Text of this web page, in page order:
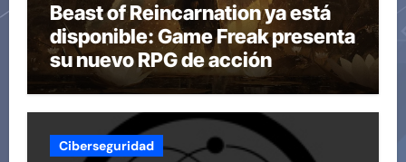
Beast of Reincarnation ya está
disponible: Game Freak presenta
su nuevo RPG de acción
Ciberseguridad